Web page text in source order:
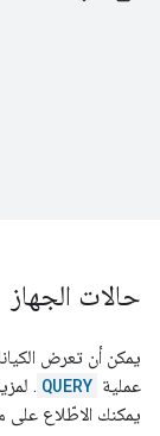
حالات الجهاز
يمكن أن تعرض
عملية QUERY
.
يمكنك الاطّلاع على